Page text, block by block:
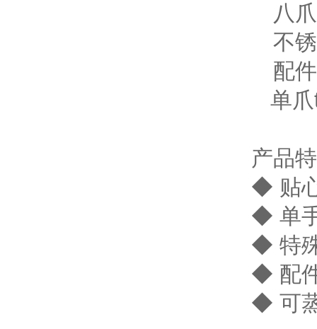
八爪
不锈
配件
单爪
产品
◆ 贴
◆ 单
◆ 特
◆ 配
◆ 可